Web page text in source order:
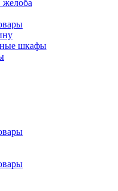
шкафы